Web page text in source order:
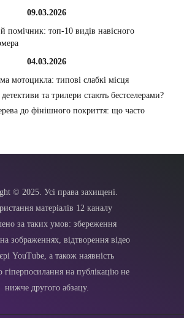
09.03.2026
помічник: топ-10 видів навісного
04.03.2026
мотоцикла: типові слабкі місця
та трилери стають бестселерами?
до фінішного покриття: що часто
© 2025. Усі права захищені.
матеріалів 12 каналу
за таких умов: збереження
зображеннях, відтворення відео
YouTube, а також наявність
гіперпосилання на публікацію не
нижче другого абзацу.